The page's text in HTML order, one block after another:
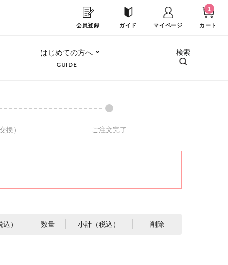
会員登録
ガイド マイページ
1
カート
はじめての方へ
GUIDE
検索
換） ご注文完了
） 数量 小計（税込） 削除